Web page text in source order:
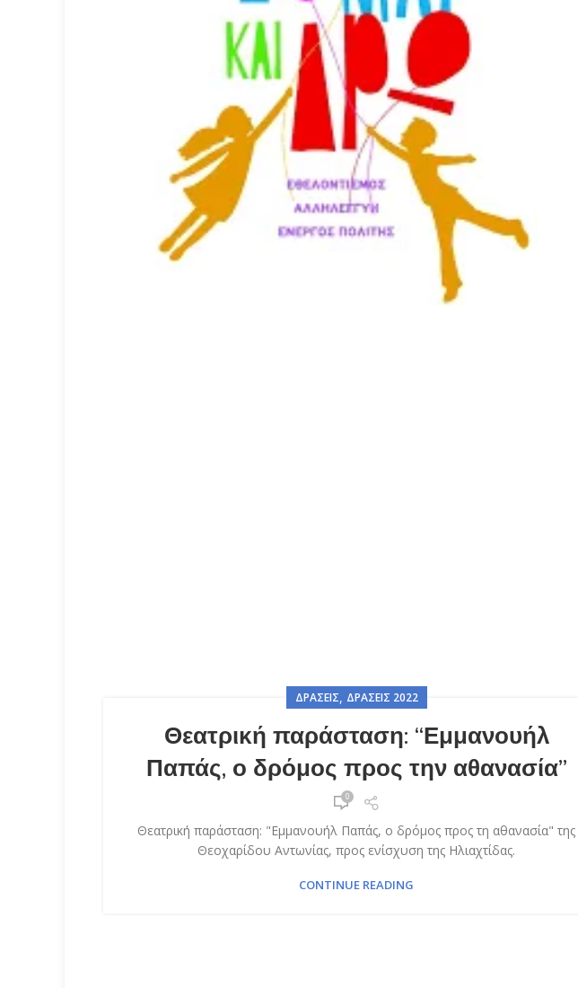
ΔΡΆΣΕΙΣ, ΔΡΆΣΕΙΣ 2022
Θεατρική παράσταση: “Εμμανουήλ
Παπάς, ο δρόμος προς την αθανασία”
0
Θεατρική παράσταση: "Εμμανουήλ Παπάς, ο δρόμος προς τη αθανασία" της
Θεοχαρίδου Αντωνίας, προς ενίσχυση της Ηλιαχτίδας.
CONTINUE READING